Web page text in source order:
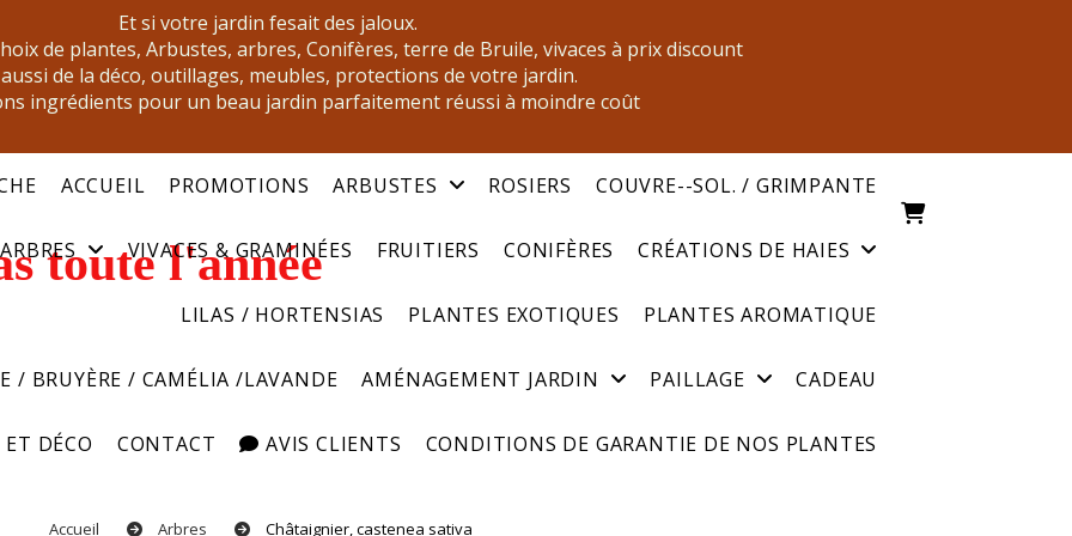
Et si votre jardin fesait des jaloux.
de plantes, Arbustes, arbres, Conifères, terre de Bruile, vivaces à prix discount
de la déco, outillages, meubles, protections de votre jardin.
ingrédients pour un beau jardin parfaitement réussi à moindre coût
toute l'année
ACCUEIL PROMOTIONS ARBUSTES ROSIERS COUVRE--SOL. / GRIMPANTE
ARBRES VIVACES & GRAMINÉES FRUITIERS CONIFÈRES CRÉATIONS DE HAIES
LILAS / HORTENSIAS PLANTES EXOTIQUES PLANTES AROMATIQUE
/ BRUYÈRE / CAMÉLIA /LAVANDE AMÉNAGEMENT JARDIN PAILLAGE CADEAU
DÉCO CONTACT AVIS CLIENTS CONDITIONS DE GARANTIE DE NOS PLANTES
Accueil Arbres Châtaignier, castenea sativa